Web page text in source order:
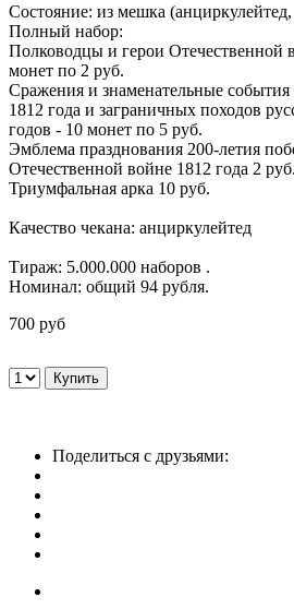
Состояние: из мешка
Полный набор:
Полководцы и герои Отечественной
монет по 2 руб.
Сражения и знаменательные
1812 года и заграничных походов
годов - 10 монет по 5 руб.
Эмблема празднования 200-летия
Отечественной войне 1812 года 2 руб.
Триумфальная арка 10 руб.
Качество чекана: анциркулейтед
Тираж: 5.000.000 наборов .
Номинал: общий 94 рубля.
700 руб
Поделиться с друзьями: